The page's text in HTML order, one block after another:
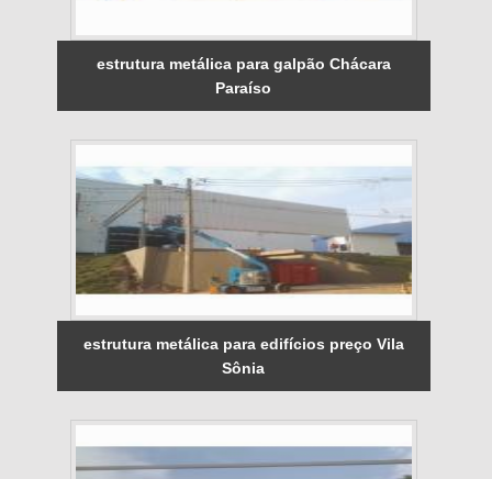
estrutura metálica para galpão Chácara
Paraíso
estrutura metálica para edifícios preço Vila
Sônia